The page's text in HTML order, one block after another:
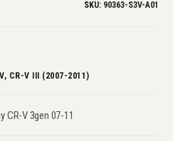
SKU 90363-S3V-A01
CR-V III (2007-2011)
V 3gen 07-11